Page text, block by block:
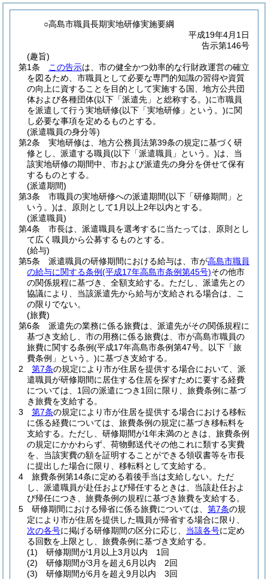
○高島市職員長期実地研修実施要綱
平成19年4月1日
告示第146号
(趣旨)
第1条
この告示は、市の健全かつ効率的な行財政運営の確立
を図るため、市職員として必要な専門的知識の習得や資質
の向上に資することを目的として実施する国、地方公共団
体および各種団体(以下「派遣先」と総称する。)に市職員
を派遣して行う実地研修(以下「実地研修」という。)に関
し必要な事項を定めるものとする。
(派遣職員の身分等)
第2条
実地研修は、地方公務員法第39条の規定に基づく研
修とし、派遣する職員(以下「派遣職員」という。)は、当
該実地研修の期間中、市および派遣先の身分を併せて保有
するものとする。
(派遣期間)
第3条
市職員の実地研修への派遣期間(以下「研修期間」と
いう。)は、原則として1月以上2年以内とする。
(派遣職員)
第4条
市長は、派遣職員を選考するに当たっては、原則とし
て広く職員から公募するものとする。
(給与)
第5条
派遣職員の研修期間における給与は、市が高島市職員
の給与に関する条例(平成17年高島市条例第45号)その他市
の関係規程に基づき、全額支給する。 ただし、派遣先との
協議により、当該派遣先から給与が支給される場合は、こ
の限りでない。
(旅費)
第6条
派遣先の業務に係る旅費は、派遣先がその関係規程に
基づき支給し、市の用務に係る旅費は、市が高島市職員の
旅費に関する条例(平成17年高島市条例第47号。以下「旅
費条例」という。)に基づき支給する。
2
第7条の規定により市が住居を提供する場合において、派
遣職員が研修期間に居住する住居を探すために要する経費
については、1回の派遣につき1回に限り、旅費条例に基づ
き旅費を支給する。
3
第7条の規定により市が住居を提供する場合における移転
に係る経費については、旅費条例の規定に基づき移転料を
支給する。 ただし、研修期間が1年未満のときは、旅費条例
の規定にかかわらず、荷物郵送代その他これに類する実費
を、当該実費の額を証明することができる領収書等を市長
に提出した場合に限り、移転料として支給する。
4
旅費条例第14条に定める着後手当は支給しない。 ただ
し、派遣職員が赴任および帰任するときは、当該赴任およ
び帰任につき、旅費条例の規程に基づき旅費を支給する。
5
研修期間における帰省に係る旅費については、 第7条の規
定により市が住居を提供した職員が帰省する場合に限り、
次の各号に掲げる研修期間の区分に応じ、 当該各号に定め
る回数を上限とし、旅費条例に基づき支給する。
(1)
研修期間が1月以上3月以内 1回
(2)
研修期間が3月を超え6月以内 2回
(3)
研修期間が6月を超え9月以内 3回